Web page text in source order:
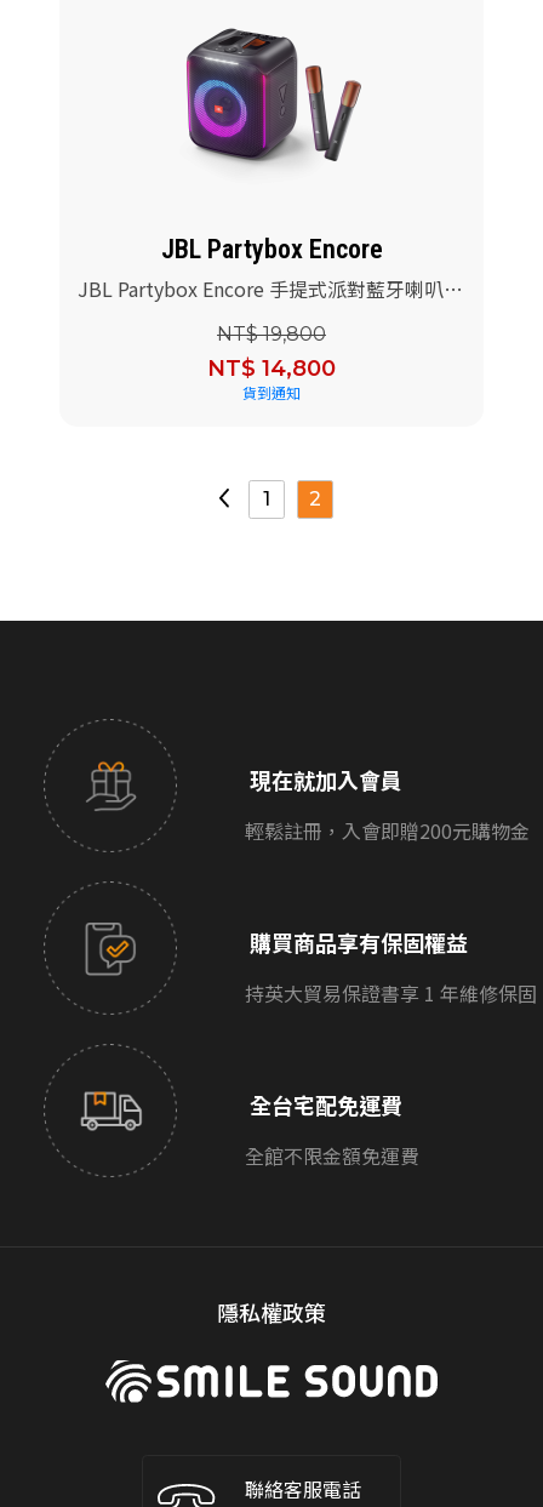
JBL Partybox Encore
JBL Partybox Encore 手提式派對藍牙喇叭
NT$ 19,800
NT$ 14,800
貨到通知
1 2
現在就加入會員
輕鬆註冊，入會即贈200元購物金
購買商品享有保固權益
持英大貿易保證書享 1 年維修保固
全台宅配免運費
全館不限金額免運費
隱私權政策
聯絡客服電話